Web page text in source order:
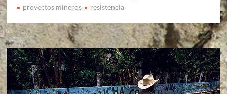
proyectos mineros
resistencia